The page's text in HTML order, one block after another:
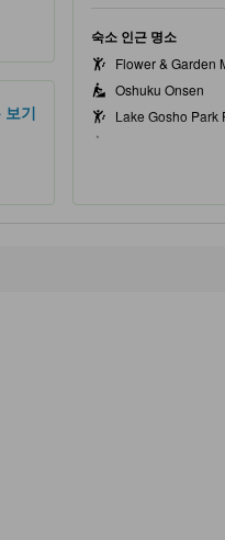
보기
숙소 인근 명소
Flower & Garden
Oshuku Onsen
Lake Gosho Park